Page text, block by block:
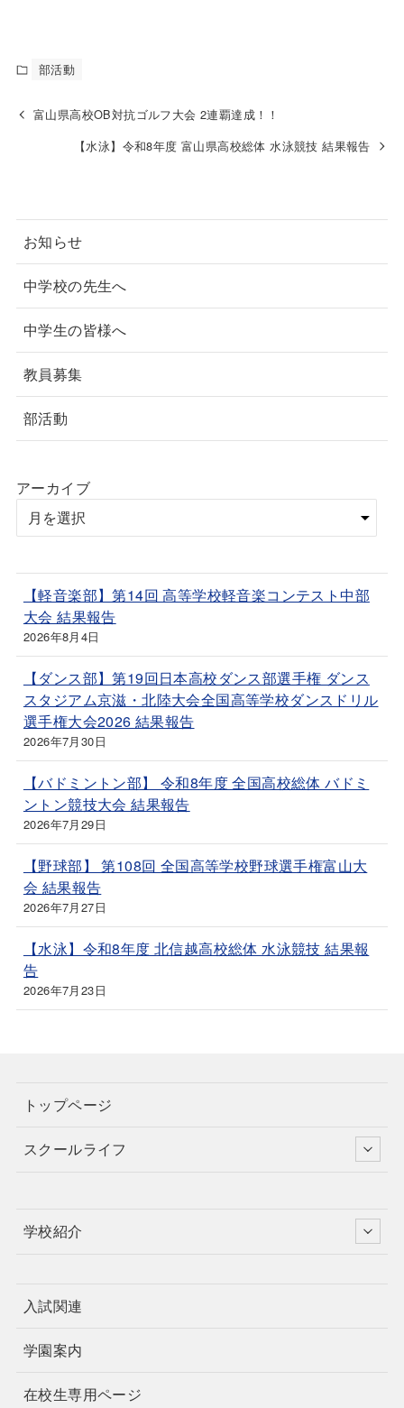
部活動
富山県高校OB対抗ゴルフ大会 2連覇達成！！
【水泳】令和8年度 富山県高校総体 水泳競技 結果報告
お知らせ
中学校の先生へ
中学生の皆様へ
教員募集
部活動
アーカイブ
【軽音楽部】第14回 高等学校軽音楽コンテスト中部
大会 結果報告
2026年8月4日
【ダンス部】第19回日本高校ダンス部選手権 ダンス
スタジアム京滋・北陸大会全国高等学校ダンスドリル
選手権大会2026 結果報告
2026年7月30日
【バドミントン部】 令和8年度 全国高校総体 バドミ
ントン競技大会 結果報告
2026年7月29日
【野球部】 第108回 全国高等学校野球選手権富山大
会 結果報告
2026年7月27日
【水泳】令和8年度 北信越高校総体 水泳競技 結果報
告
2026年7月23日
トップページ
スクールライフ
学校紹介
入試関連
学園案内
在校生専用ページ